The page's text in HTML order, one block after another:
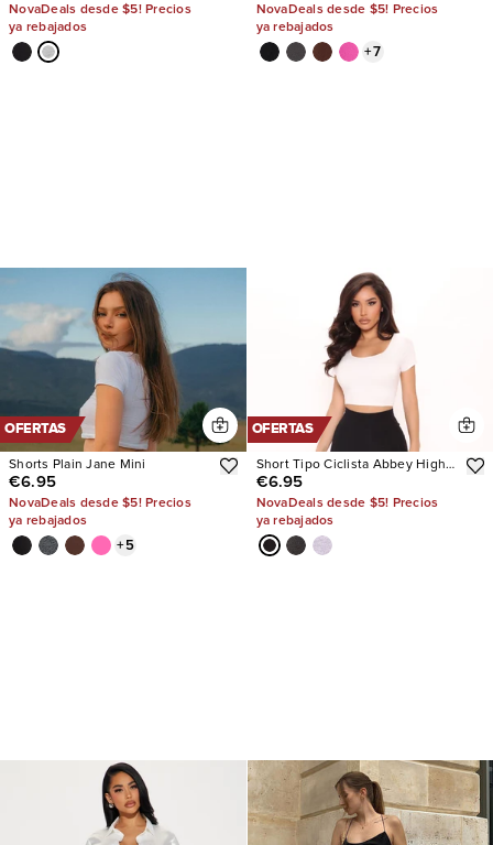
NovaDeals desde $5! Precios
ya rebajados
NovaDeals desde $5! Precios
ya rebajados
+7
OFERTAS
Shorts Plain Jane Mini
€6.95
NovaDeals desde $5! Precios
ya rebajados
+5
OFERTAS
Short Tipo Ciclista Abbey High
Rise
€6.95
NovaDeals desde $5! Precios
ya rebajados